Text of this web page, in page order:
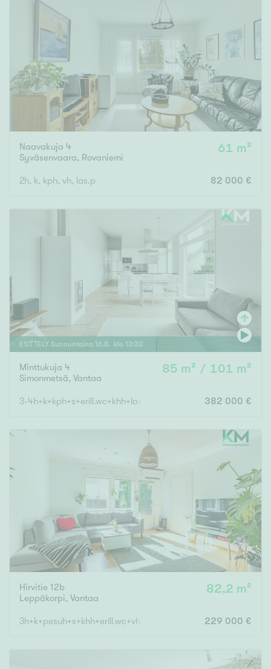
Naavakuja 4
Syväsenvaara, Rovaniemi
61 m²
2h, k, kph, vh, las.p 82 000 €
ESITTELY Sunnuntaina 16.8. klo 13:30
Minttukuja 4
Simonmetsä, Vantaa
85 m² / 101 m²
3-4h+k+kph+s+erill.wc+khh+lasitettu terassi+autokatos
382 000 €
Hirvitie 12b
Leppäkorpi, Vantaa
82,2 m²
3h+k+pesuh+s+khh+erill.wc+vh+var. 229 000 €